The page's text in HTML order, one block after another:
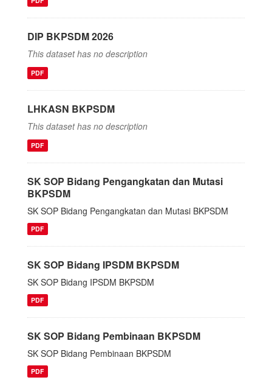
DIP BKPSDM 2026
This dataset has no description
PDF
LHKASN BKPSDM
This dataset has no description
PDF
SK SOP Bidang Pengangkatan dan Mutasi
BKPSDM
SK SOP Bidang Pengangkatan dan Mutasi BKPSDM
PDF
SK SOP Bidang IPSDM BKPSDM
SK SOP Bidang IPSDM BKPSDM
PDF
SK SOP Bidang Pembinaan BKPSDM
SK SOP Bidang Pembinaan BKPSDM
PDF